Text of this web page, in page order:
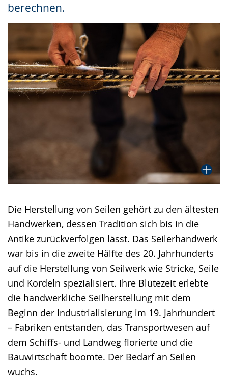
berechnen.
Die Herstellung von Seilen gehört zu den ältesten
Handwerken, dessen Tradition sich bis in die
Antike zurückverfolgen lässt. Das Seilerhandwerk
war bis in die zweite Hälfte des 20. Jahrhunderts
auf die Herstellung von Seilwerk wie Stricke, Seile
und Kordeln spezialisiert. Ihre Blütezeit erlebte
die handwerkliche Seilherstellung mit dem
Beginn der Industrialisierung im 19. Jahrhundert
– Fabriken entstanden, das Transportwesen auf
dem Schiffs- und Landweg florierte und die
Bauwirtschaft boomte. Der Bedarf an Seilen
wuchs.